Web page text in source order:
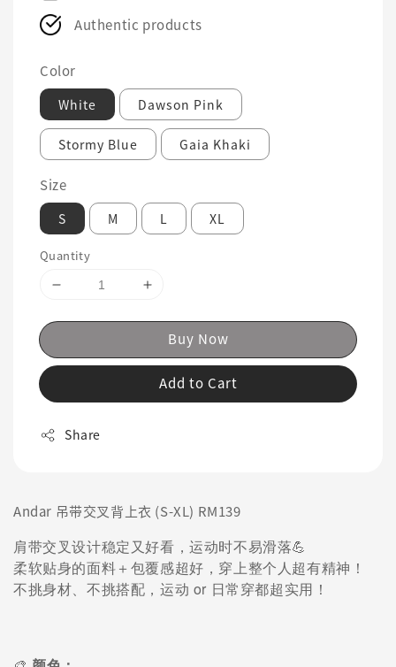
Authentic products
Color
White Dawson Pink
Stormy Blue Gaia Khaki
Size
S M L XL
Quantity
Buy Now
Add to Cart
Share
Andar 吊带交叉背上衣 (S-XL) RM139
肩带交叉设计稳定又好看，运动时不易滑落💪
柔软贴身的面料＋包覆感超好，穿上整个人超有精神！
不挑身材、不挑搭配，运动 or 日常穿都超实用！